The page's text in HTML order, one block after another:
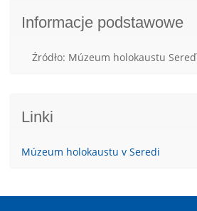
Informacje podstawowe
Źródło: Múzeum holokaustu Sereď
Linki
Múzeum holokaustu v Seredi